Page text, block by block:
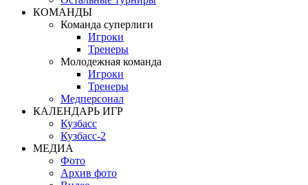
КОМАНДЫ
Команда суперлиги
Игроки
Тренеры
Молодежная команда
Игроки
Тренеры
Медперсонал
КАЛЕНДАРЬ ИГР
Кузбасс
Кузбасс-2
МЕДИА
Фото
Архив фото